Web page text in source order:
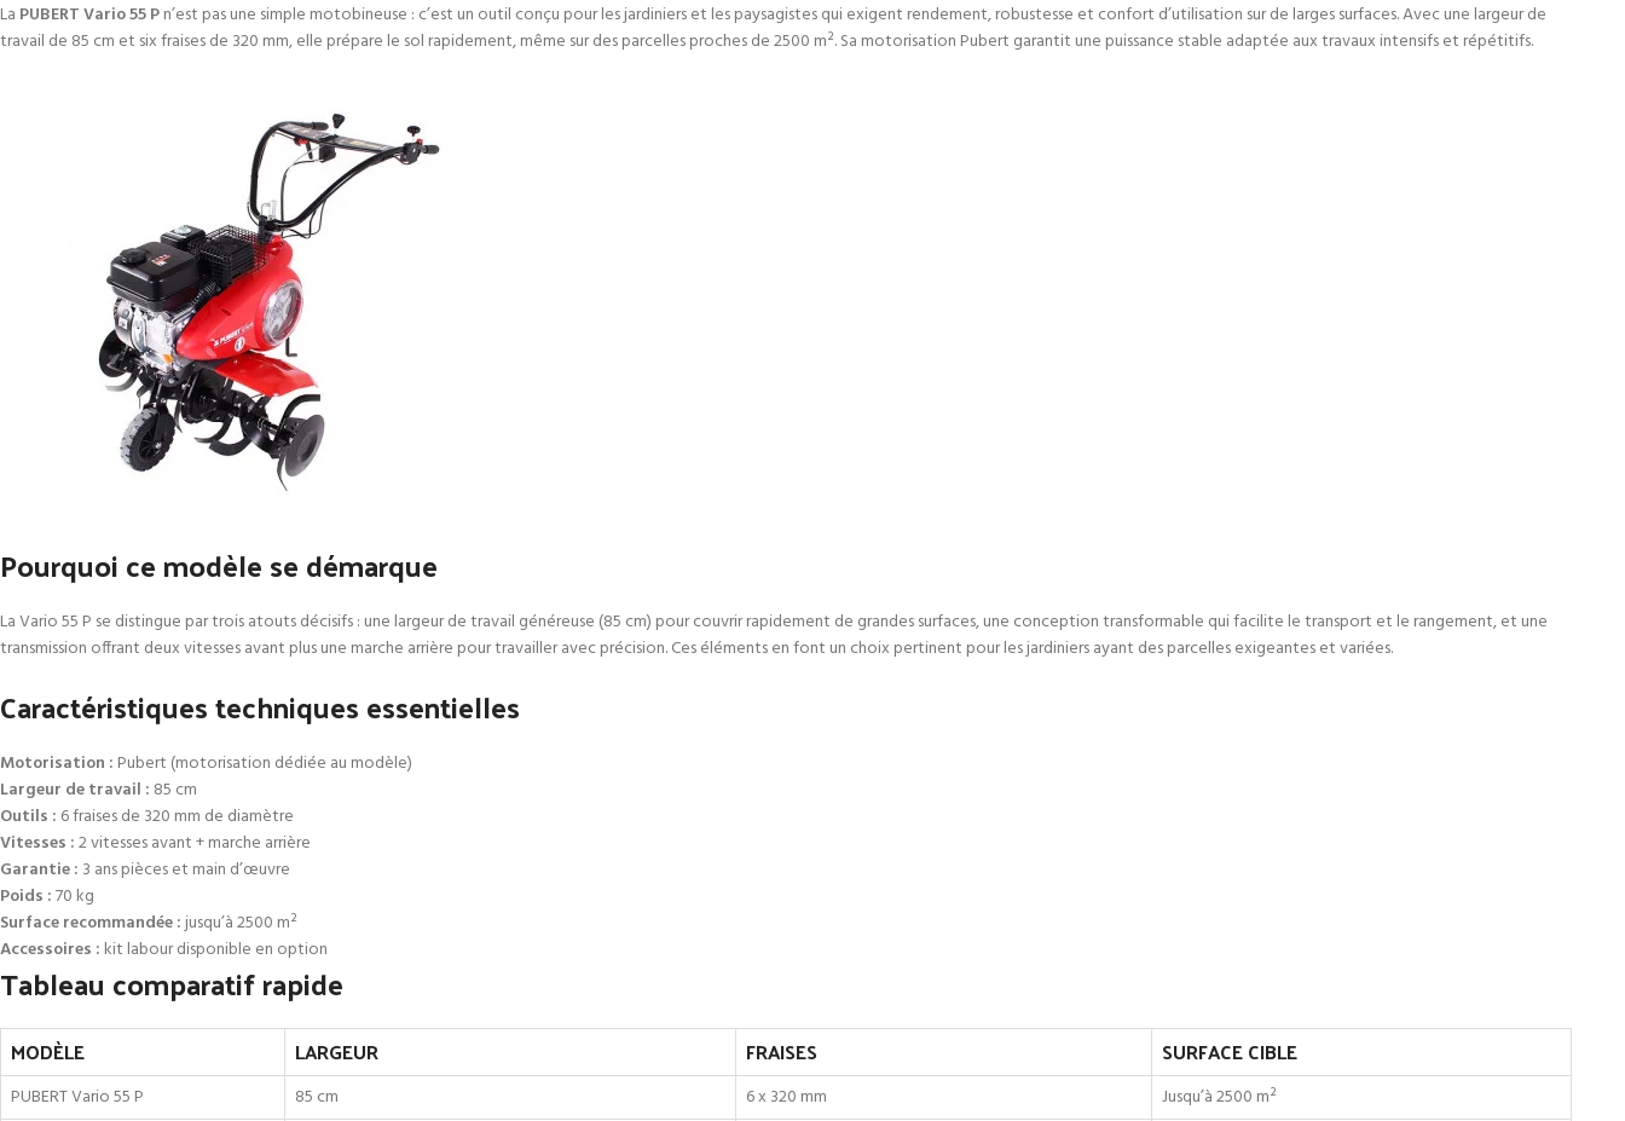
La PUBERT Vario 55 Pn’est pas une simple motobineuse : c’est un outil conçu pour les jardiniers et les paysagistes qui exigent rendement, robustesse et confort d’utilisation sur de larges surfaces. Avec une largeur de
travail de 85 cm et six fraises de 320 mm, elle prépare le sol rapidement, même sur des parcelles proches de 2500 m². Sa motorisation Pubert garantit une puissance stable adaptée aux travaux intensifs et répétitifs.
Pourquoi ce modèle se démarque
La Vario 55 P se distingue par trois atouts décisifs : une largeur de travail généreuse (85 cm) pour couvrir rapidement de grandes surfaces, une conception transformable qui facilite le transport et le rangement, et une
transmission offrant deux vitesses avant plus une marche arrière pour travailler avec précision. Ces éléments en font un choix pertinent pour les jardiniers ayant des parcelles exigeantes et variées.
Caractéristiques techniques essentielles
Motorisation : Pubert (motorisation dédiée au modèle)
Largeur de travail : 85 cm
Outils : 6 fraises de 320 mm de diamètre
Vitesses :2 vitesses avant + marche arrière
Garantie : 3 ans pièces et main d’œuvre
Poids :70 kg
Surface recommandée :jusqu’à 2500 m²
Accessoires : kit labour disponible en option
Tableau comparatif rapide
MODÈLE LARGEUR FRAISES SURFACE CIBLE
PUBERT Vario 55 P 85 cm 6 x 320 mm
Jusqu’à 2500 m²